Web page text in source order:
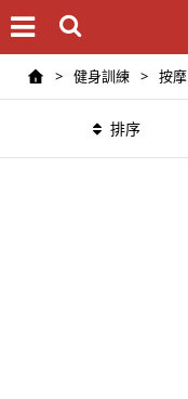
> 健身訓練 > 按摩
排序